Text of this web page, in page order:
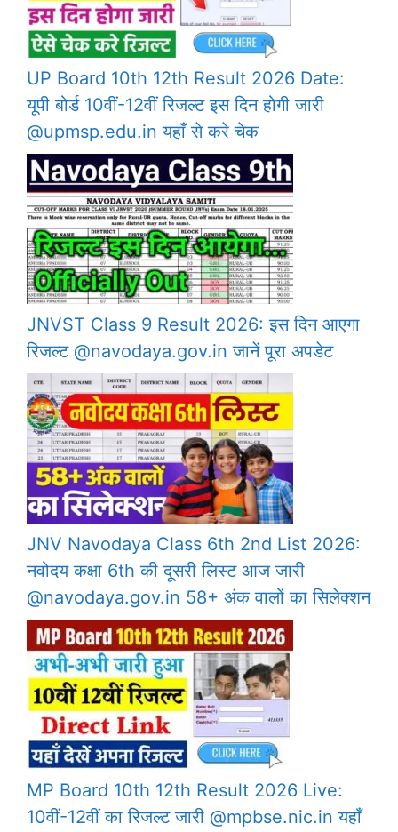
UP Board 10th 12th Result 2026 Date:
यूपी बोर्ड 10वीं-12वीं रिजल्ट इस दिन होगी जारी
@upmsp.edu.in यहाँ से करे चेक
JNVST Class 9 Result 2026: इस दिन आएगा
रिजल्ट @navodaya.gov.in जानें पूरा अपडेट
JNV Navodaya Class 6th 2nd List 2026:
नवोदय कक्षा 6th की दूसरी लिस्ट आज जारी
@navodaya.gov.in 58+ अंक वालों का सिलेक्शन
MP Board 10th 12th Result 2026 Live:
10वीं-12वीं का रिजल्ट जारी @mpbse.nic.in यहाँ